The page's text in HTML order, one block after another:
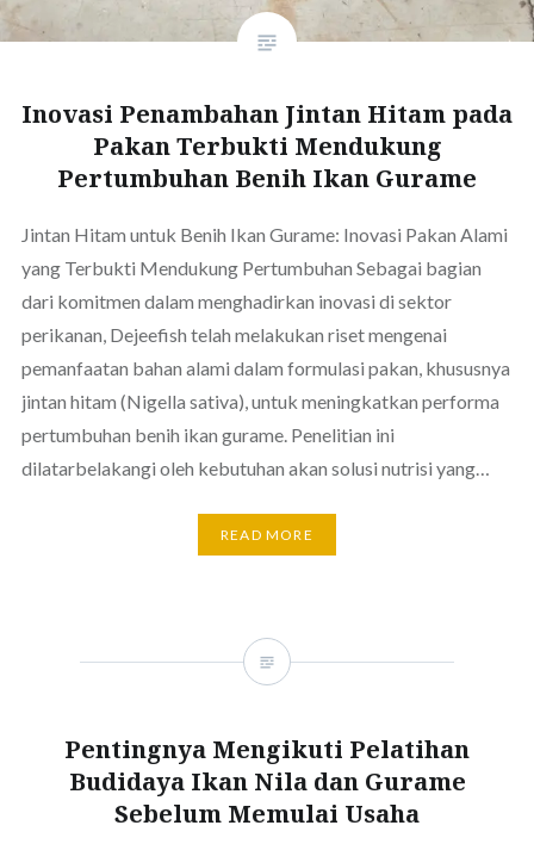
Inovasi Penambahan Jintan Hitam pada
Pakan Terbukti Mendukung
Pertumbuhan Benih Ikan Gurame
Jintan Hitam untuk Benih Ikan Gurame: Inovasi Pakan Alami
yang Terbukti Mendukung Pertumbuhan Sebagai bagian
dari komitmen dalam menghadirkan inovasi di sektor
perikanan, Dejeefish telah melakukan riset mengenai
pemanfaatan bahan alami dalam formulasi pakan, khususnya
jintan hitam (Nigella sativa), untuk meningkatkan performa
pertumbuhan benih ikan gurame. Penelitian ini
dilatarbelakangi oleh kebutuhan akan solusi nutrisi yang…
READ MORE
Pentingnya Mengikuti Pelatihan
Budidaya Ikan Nila dan Gurame
Sebelum Memulai Usaha